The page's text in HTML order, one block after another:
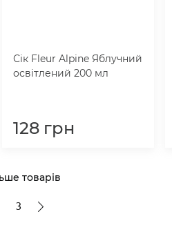
Сік Fleur Alpine Яблучний
освітлений 200 мл
128 грн
товарів
3